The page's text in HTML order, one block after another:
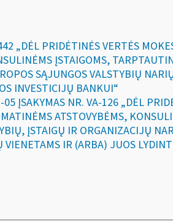
„DĖL PRIDĖTINĖS VERTĖS
ĮSTAIGOMS,
SĄJUNGOS VALSTYBIŲ
INVESTICIJŲ BANKUI“
ĮSAKYMAS NR. VA-126 „DĖL
ATSTOVYBĖMS,
ĮSTAIGŲ IR ORGANIZACIJŲ
IR (ARBA) JUOS